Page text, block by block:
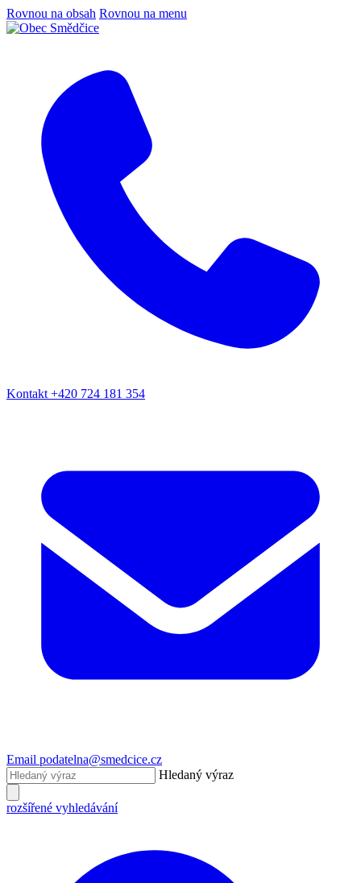
Rovnou na obsah Rovnou na menu
Kontakt +420 724 181 354
Email podatelna@smedcice.cz
Hledaný výraz
rozšířené vyhledávání